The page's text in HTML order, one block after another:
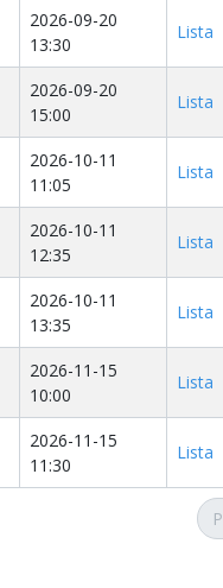
2026-09-20
13:30
Lista
2026-09-20
15:00
Lista
2026-10-11
11:05
Lista
2026-10-11
12:35
Lista
2026-10-11
13:35
Lista
2026-11-15
10:00
Lista
2026-11-15
11:30
Lista